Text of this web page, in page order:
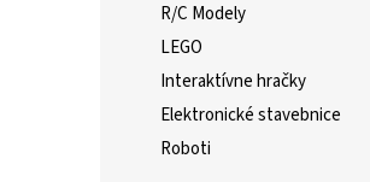
R/C Modely
LEGO
Interaktívne hračky
Elektronické stavebnice
Roboti